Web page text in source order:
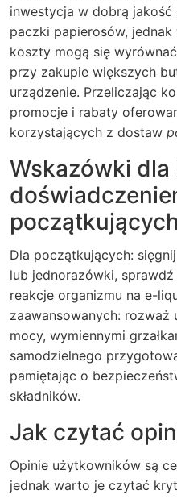
inwestycja w dobrą
paczki papierosów,
koszty mogą się
przy zakupie większych
urządzenie. Przeliczając
promocje i rabaty
korzystających z dostaw
Wskazówki
początkujących
Dla początkujących:
lub jednorazówki,
reakcje organizmu na e-
zaawansowanych: rozważ
mocy, wymiennymi
samodzielnego
pamiętając o
składników.
Jak czytać
Opinie użytkowników są
jednak warto je czytać